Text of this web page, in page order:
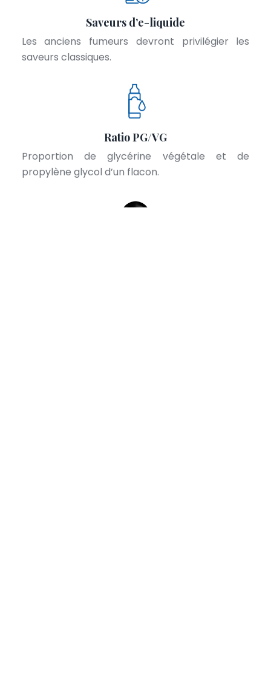
Saveurs d’e-liquide
Les anciens fumeurs devront privilégier les
saveurs classiques.
Ratio PG/VG
Proportion de glycérine végétale et de
propylène glycol d’un flacon.